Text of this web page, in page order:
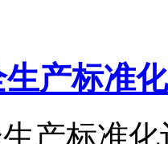
产标准
生产标准